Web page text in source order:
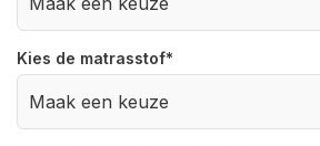
Kies de matrasstof*